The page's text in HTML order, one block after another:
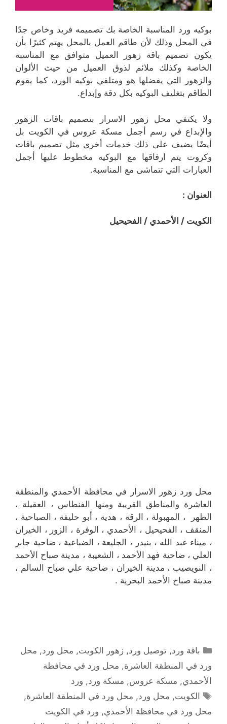
بوكيه ورد المناسبة الخاصة بك تصميمه فريد وخاص جدًا
في المحل وذلك لأن طاقم العمل بالمحل يهتم كثيرًا بأن
يكون تصميم باقة زهور العميل متوافق مع المناسبة
الخاصة وكذلك ملائم لذوق العميل من حيث الألوان
والزهور التي يفضلها هو ومتلقي بوكيه الورد، كما يقوم
الطاقم بتغليف البوكيه بكل دقة وإبداع.
ولا يكتفي محل زهور الاسرار بتصميم باقات الزهور
والإبداع في رسم أجمل مسكة عروس في الكويت بل
أيضًا يضيف على ذلك خدمات أخرى مثل تصميم باقات
وكروت يتم ارفاقها مع البوكيه مخطوط عليها أجمل
العبارات التي تتماشى مع المناسبة.
العنوان :
الكويت / الأحمدي / الفحيحيل
محل ورد زهور الاسرار في محافظة الأحمدي والمنطقة
العاشرة والمناطق القريبة ‎ومنها الفنطاس ، العقيلة ،
الظهر ، المهبولة ، الرقة ، هدية ، أبو حليفة ، الصباحية ،
المنقف ، الفحيحيل ، الأحمدي ، الوفرة ، الزور ، الخيران
، ميناء عبد الله ، بنيدر ، الجليعة ، الضباعية ، ضاحية جابر
العلي ، ضاحية فهد الأحمد ، الشعيبة ، مدينة صباح الأحمد
، النويصيب ، مدينة الخيران ، ضاحية علي صباح السالم ،
مدينة صباح الأحمد البحرية .
التصنيفات
باقة ورد,توصيل ورد,زهور الكويت, محل ورد, محل
ورد في المنطقة العاشرة, محل ورد في محافظة
الأحمدي, مسكة عروس, مسكة ورد, ورد
الوسوم
الكويت, محل ورد, محل ورد في المنطقة العاشرة,
محل ورد في محافظة الأحمدي, ورد في الكويت